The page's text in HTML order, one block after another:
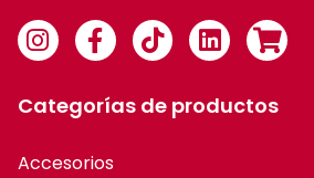
Categorías de productos
Accesorios